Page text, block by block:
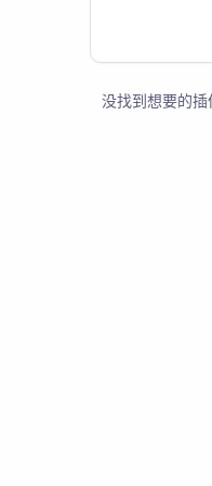
没找到想要的